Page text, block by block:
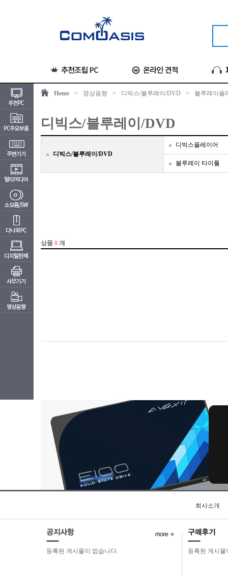
Home > 영상음향 > 디빅스/블루레이/DVD > 블루레이플
디빅스/블루레이/DVD
디빅스/블루레이/DVD
디빅스플레이어
블루레이 타이틀
회사소개
등록된 게시물이 없습니다. 등록된 게시물